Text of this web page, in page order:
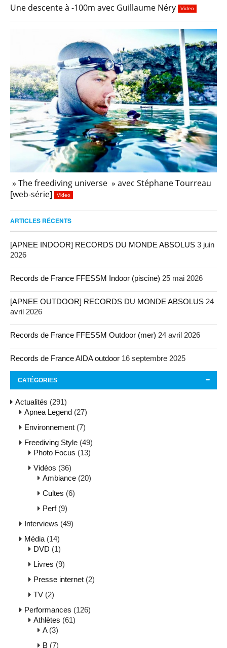
Une descente à -100m avec Guillaume Néry Video
» The freediving universe » avec Stéphane Tourreau
[web-série]
Video
ARTICLES RÉCENTS
[APNEE INDOOR] RECORDS DU MONDE ABSOLUS 3 juin
2026
Records de France FFESSM Indoor (piscine) 25 mai 2026
[APNEE OUTDOOR] RECORDS DU MONDE ABSOLUS 24
avril 2026
Records de France FFESSM Outdoor (mer) 24 avril 2026
Records de France AIDA outdoor 16 septembre 2025
CATÉGORIES
Actualités (291)
Apnea Legend (27)
Environnement (7)
Freediving Style (49)
Photo Focus (13)
Vidéos (36)
Ambiance (20)
Cultes (6)
Perf(9)
Interviews (49)
Média (14)
DVD (1)
Livres (9)
Presse internet (2)
TV (2)
Performances (126)
Athlètes (61)
A(3)
B (7)